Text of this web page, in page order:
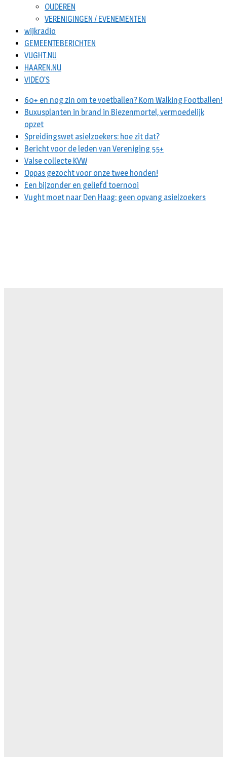
OUDEREN
VERENIGINGEN / EVENEMENTEN
wijkradio
GEMEENTEBERICHTEN
VUGHT.NU
HAAREN.NU
VIDEO’S
60+ en nog zin om te voetballen? Kom Walking Footballen!
Buxusplanten in brand in Biezenmortel, vermoedelijk
opzet
Spreidingswet asielzoekers: hoe zit dat?
Bericht voor de leden van Vereniging 55+
Valse collecte KVW
Oppas gezocht voor onze twee honden!
Een bijzonder en geliefd toernooi
Vught moet naar Den Haag: geen opvang asielzoekers